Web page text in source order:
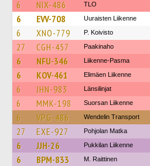
6 NIX-486 TLO
6 EVV-708 Uuraisten Liikenne
6 XNO-779 P. Koivisto
27 CGH-457 Paakinaho
6 NFU-346 Liikenne-Pasma
6 KOV-461 Elimäen Liikenne
6 JHN-983 Länsilinjat
6 MMK-198 Suorsan Liikenne
6 VPG-486 Wendelin Transport
27 EXE-927 Pohjolan Matka
6 JJH-26 Pukkilan Liikenne
6 BPM-833 M. Raittinen